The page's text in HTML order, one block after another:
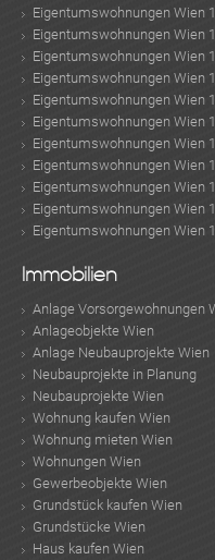
Eigentumswohnungen Wien
Eigentumswohnungen Wien
Eigentumswohnungen Wien
Eigentumswohnungen Wien
Eigentumswohnungen Wien
Eigentumswohnungen Wien
Eigentumswohnungen Wien
Eigentumswohnungen Wien
Eigentumswohnungen Wien
Eigentumswohnungen Wien
Eigentumswohnungen Wien
Immobilien
Anlage Vorsorgewohnungen
Anlageobjekte Wien
Anlage Neubauprojekte Wien
Neubauprojekte in Planung
Neubauprojekte Wien
Wohnung kaufen Wien
Wohnung mieten Wien
Wohnungen Wien
Gewerbeobjekte Wien
Grundstück kaufen Wien
Grundstücke Wien
Haus kaufen Wien